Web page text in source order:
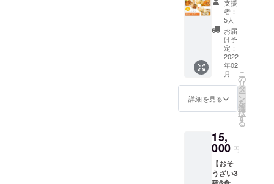
記入く
ださ
い。
（午前
中/14-
時/16-
時/18-
時/19-
21時か
択） ※
その他
欄へご
記入く
ださ
い。
（午前
中/14-
16
時/16-
時/18-
時/19-
ら選
択） ※
は備考
欄へご
記入く
ださ
い。
なりま
す。 ※
クール
便でお
届けい
たしま
す。 ※
送料込
みの金
額で
がある
場合は
備考欄
にお書
きくだ
持ちを
込め
て、試
作品
『特製
スイー
トポテ
ト』を
おつけ
いたし
※銚子産
ツの入
荷事情
によ
り、
2022年
応援
しっか
りコー
ス3種4
食＋感
謝の
品】
12,000
円相当
のとて
もお得
な、
キャベ
ツ、メ
ンチカ
ツ、ク
リーム
支援
者：
5人
お届
け予
定：
2022
年02
月
詳細を見る
こ
の
リ
タ
ー
ン
を
選
択
す
る
15,
000 円
【おそ
うざい3